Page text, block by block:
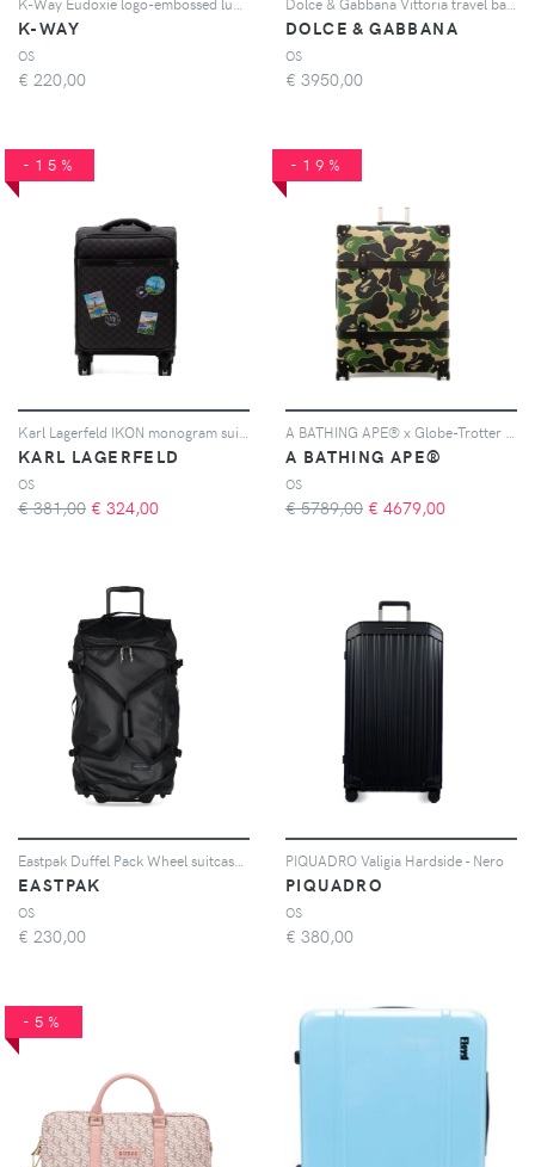
K-WAY
OS
€ 220,00
DOLCE & GABBANA
OS
€ 3950,00
-15%
KARL LAGERFELD
OS
€ 381,00 € 324,00
-19%
A BATHING APE®
OS
€ 5789,00 € 4679,00
EASTPAK
OS
€ 230,00
PIQUADRO Valigia Hardside - Nero
PIQUADRO
OS
€ 380,00
-5%